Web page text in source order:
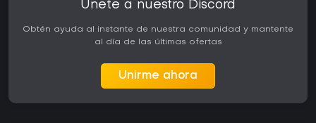
Únete a nuestro Discord
Obtén ayuda al instante de nuestra comunidad y mantente
al día de las últimas ofertas
Unirme ahora